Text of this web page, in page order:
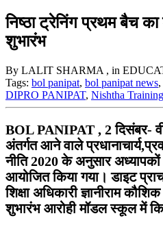
निष्ठा ट्रेनिंग प्रथम बैच का
शुभारंभ
By LALIT SHARMA , in
Tags: bol panipat, bol panipat news,
DIPRO PANIPAT, Nishtha
BOL PANIPAT , 2 दिसंबर-
अंतर्गत आने वाले
नीति 2020 के अनुसार
आयोजित किया गया। डाइट
शिक्षा अधिकारी ज्ञानीराम
शुभारंभ आरोही मॉडल स्कूल में